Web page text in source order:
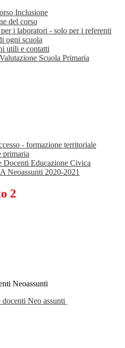
Inclusione
del corso
i laboratori - solo per i referenti
ogni scuola
utili e contatti
Scuola Primaria
- formazione territoriale
primaria
Docenti Educazione Civica
Neoassunti 2020-2021
2
Neo assunti